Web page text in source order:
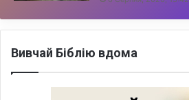
Вивчай Біблію вдома